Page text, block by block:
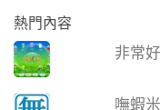
熱門內容
非常
嘸蝦